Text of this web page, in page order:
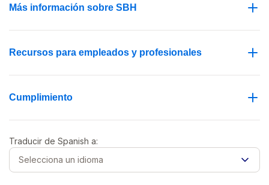
Más información sobre SBH
Recursos para empleados y profesionales
Cumplimiento
Traducir de Spanish a:
Selecciona un idioma